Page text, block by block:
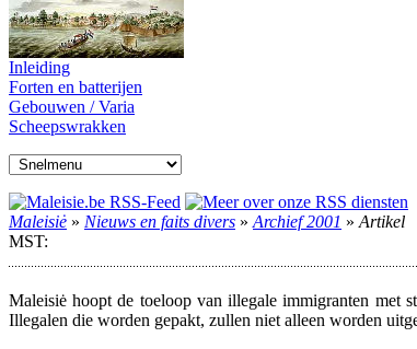
Inleiding
Forten en batterijen
Gebouwen / Varia
Scheepswrakken
Maleisiė » Nieuws en faits divers » Archief 2001 » Artikel
MST:
Maleisiė hoopt de toeloop van illegale immigranten met
Illegalen die worden gepakt, zullen niet alleen worden